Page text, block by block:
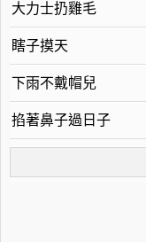
大力士扔雞毛
瞎子摸天
下雨不戴帽兒
掐著鼻子過日子